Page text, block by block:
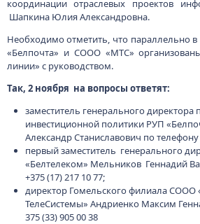
координации отраслевых проектов
Шапкина Юлия Александровна.
Необходимо отметить, что параллельно
«Белпочта» и СООО «МТС»
линии» с руководством.
Так, 2 ноября на вопросы ответят:
заместитель генерального
инвестиционной политики РУП
Александр Станиславович по телефону
первый заместитель генерального
«Белтелеком» Мельников Геннадий
+375 (17) 217 10 77;
директор Гомельского филиала
ТелеСистемы» Андриенко Максим
375 (33) 905 00 38